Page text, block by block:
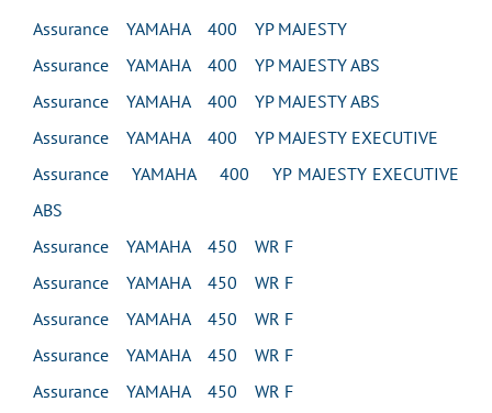
Assurance YAMAHA 400 YP MAJESTY
Assurance YAMAHA 400 YP MAJESTY ABS
Assurance YAMAHA 400 YP MAJESTY ABS
Assurance YAMAHA 400 YP MAJESTY EXECUTIVE
Assurance YAMAHA 400 YP MAJESTY EXECUTIVE
ABS
Assurance YAMAHA 450 WR F
Assurance YAMAHA 450 WR F
Assurance YAMAHA 450 WR F
Assurance YAMAHA 450 WR F
Assurance YAMAHA 450 WR F